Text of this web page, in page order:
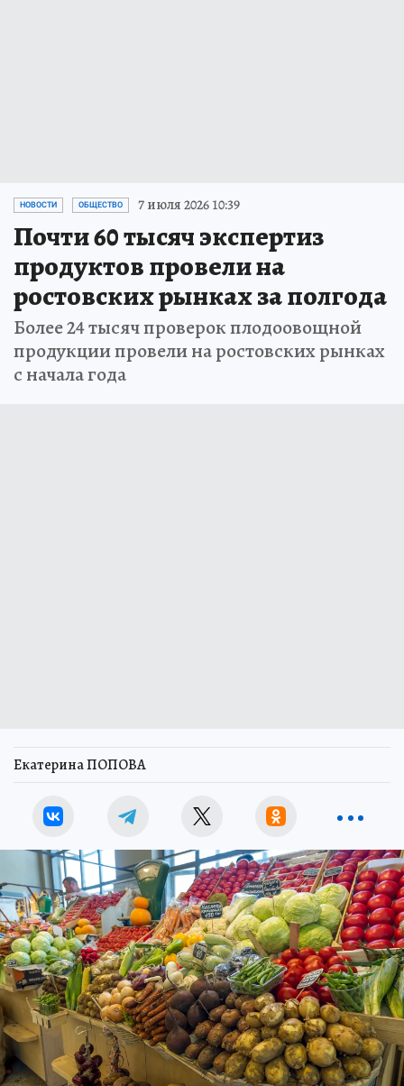
НОВОСТИ ОБЩЕСТВО 7 июля 2026 10:39
Почти 60 тысяч экспертиз
продуктов провели на
ростовских рынках за полгода
Более 24 тысяч проверок плодоовощной
продукции провели на ростовских рынках
с начала года
Екатерина ПОПОВА